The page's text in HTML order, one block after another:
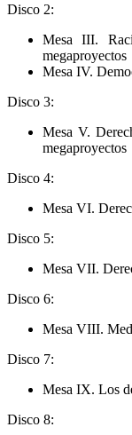
Disco 2:
Mesa III.
megaproyectos
Mesa IV.
Disco 3:
Mesa V.
megaproyectos
Disco 4:
Mesa VI.
Disco 5:
Mesa VII.
Disco 6:
Mesa VIII.
Disco 7:
Mesa IX. Los
Disco 8: